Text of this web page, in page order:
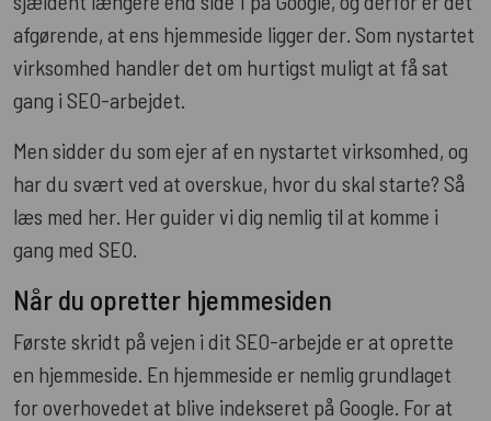
afgørende, at ens hjemmeside ligger der. Som nystartet
virksomhed handler det om hurtigst muligt at få sat
gang i SEO-arbejdet.
Men sidder du som ejer af en nystartet virksomhed, og
har du svært ved at overskue, hvor du skal starte? Så
læs med her. Her guider vi dig nemlig til at komme i
gang med SEO.
Når du opretter hjemmesiden
Første skridt på vejen i dit SEO-arbejde er at oprette
en hjemmeside. En hjemmeside er nemlig grundlaget
for overhovedet at blive indekseret på Google. For at